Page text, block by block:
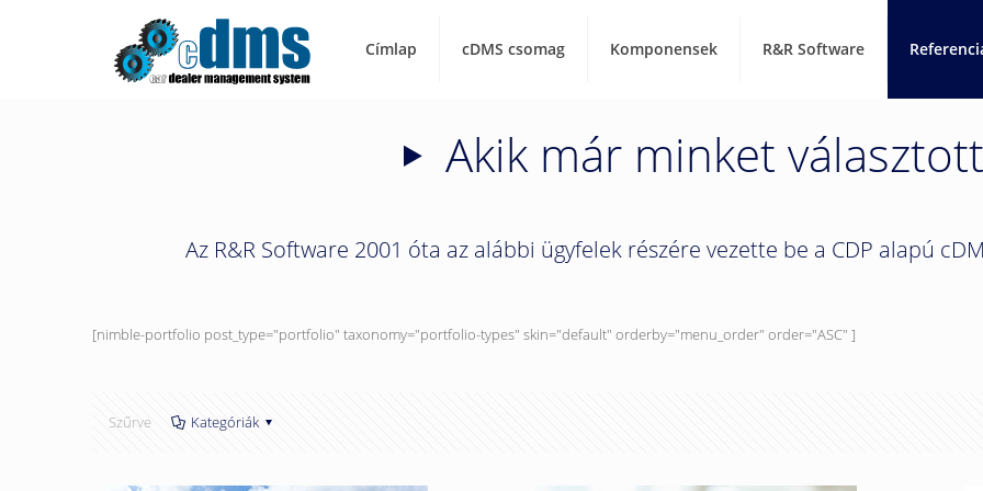
Címlap cDMS csomag Komponensek R&R Software
Akik már minket
Az R&R Software 2001 óta az alábbi ügyfelek részére vezette be a CDP alapú
[nimble-portfolio post_type="portfolio" taxonomy="portfolio-types" skin="default" orderby="menu_order" order="ASC" ]
Szűrve Kategóriák